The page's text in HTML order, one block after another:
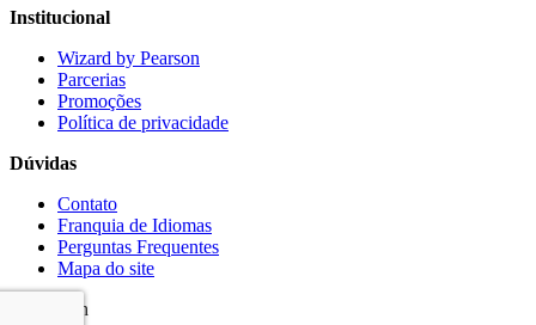
Institucional
Wizard by Pearson
Parcerias
Promoções
Política de privacidade
Dúvidas
Contato
Franquia de Idiomas
Perguntas Frequentes
Mapa do site